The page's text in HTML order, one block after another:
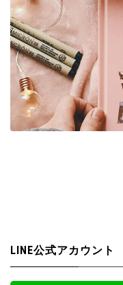
LINE公式アカウント